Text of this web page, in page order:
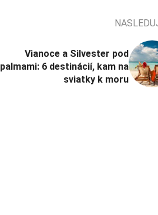
Vianoce a Silvester pod
palmami: 6 destinácií, kam na
sviatky k moru